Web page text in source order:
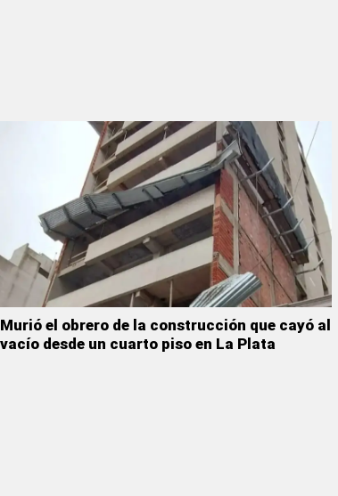
Murió el obrero de la construcción que cayó al
vacío desde un cuarto piso en La Plata